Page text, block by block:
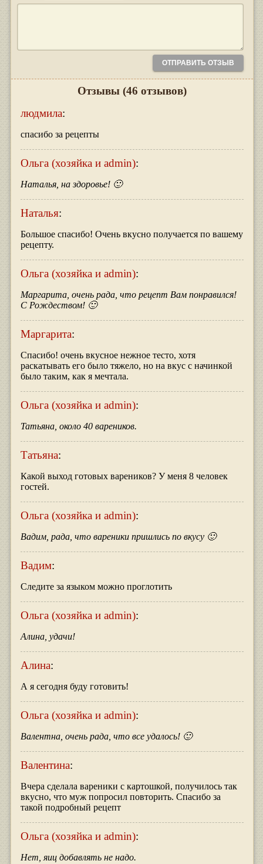
Отзывы (46 отзывов)
людмила:
спасибо за рецепты
Ольга (хозяйка и admin):
Наталья, на здоровье! 🙂
Наталья:
Большое спасибо! Очень вкусно получается по вашему
рецепту.
Ольга (хозяйка и admin):
Маргарита, очень рада, что рецепт Вам понравился!
С Рождеством! 🙂
Маргарита:
Спасибо! очень вкусное нежное тесто, хотя
раскатывать его было тяжело, но на вкус с начинкой
было таким, как я мечтала.
Ольга (хозяйка и admin):
Татьяна, около 40 вареников.
Татьяна:
Какой выход готовых вареников? У меня 8 человек
гостей.
Ольга (хозяйка и admin):
Вадим, рада, что вареники пришлись по вкусу 🙂
Вадим:
Следите за языком можно проглотить
Ольга (хозяйка и admin):
Алина, удачи!
Алина:
А я сегодня буду готовить!
Ольга (хозяйка и admin):
Валентна, очень рада, что все удалось! 🙂
Валентина:
Вчера сделала вареники с картошкой, получилось так
вкусно, что муж попросил повторить. Спасибо за
такой подробный рецепт
Ольга (хозяйка и admin):
Нет, яиц добавлять не надо.